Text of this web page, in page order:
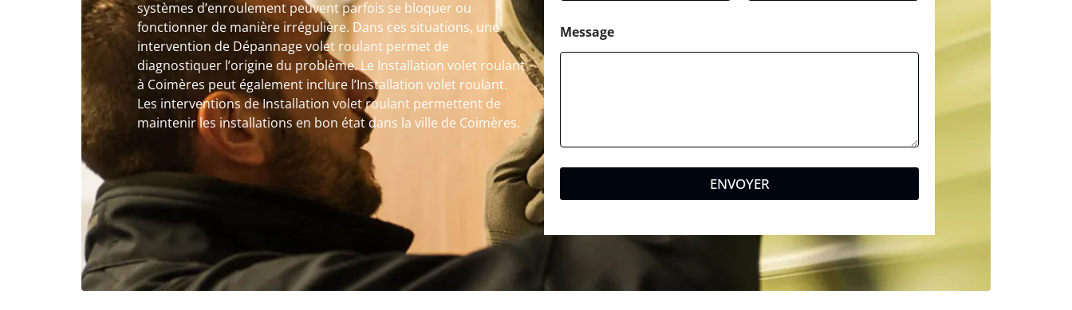
systèmes d’enroulement peuvent parfois se bloquer ou
fonctionner de manière irrégulière. Dans ces situations, une
intervention de Dépannage volet roulant permet de
diagnostiquer l’origine du problème. Le Installation volet roulant
à Coimères peut également inclure l’Installation volet roulant.
Les interventions de Installation volet roulant permettent de
maintenir les installations en bon état dans la ville de Coimères.
Message
ENVOYER